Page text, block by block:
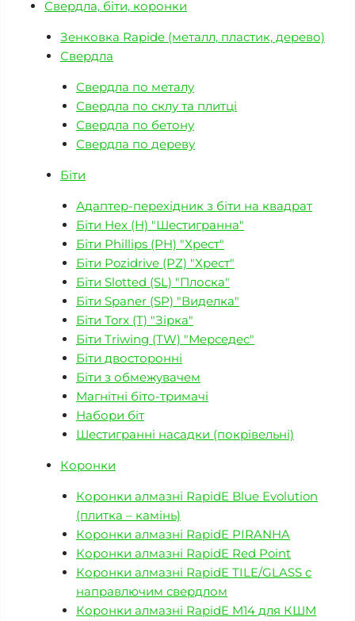
Свердла, біти, коронки
Зенковка Rapide (металл, пластик, дерево)
Свердла
Свердла по металу
Свердла по склу та плитці
Свердла по бетону
Свердла по дереву
Біти
Адаптер-перехідник з біти на квадрат
Біти Hex (H) "Шестигранна"
Біти Phillips (PH) "Хрест"
Біти Pozidrive (PZ) "Хрест"
Біти Slotted (SL) "Плоска"
Біти Spaner (SP) "Виделка"
Біти Torx (T) "Зірка"
Біти Triwing (TW) "Мерседес"
Біти двосторонні
Біти з обмежувачем
Магнітні біто-тримачі
Набори біт
Шестигранні насадки (покрівельні)
Коронки
Коронки алмазні RapidE Blue Evolution
(плитка – камінь)
Коронки алмазні RapidE PIRANHA
Коронки алмазні RapidE Red Point
Коронки алмазні RapidE TILE/GLASS c
направлючим свердлом
Коронки алмазні RapidE M14 для КШМ